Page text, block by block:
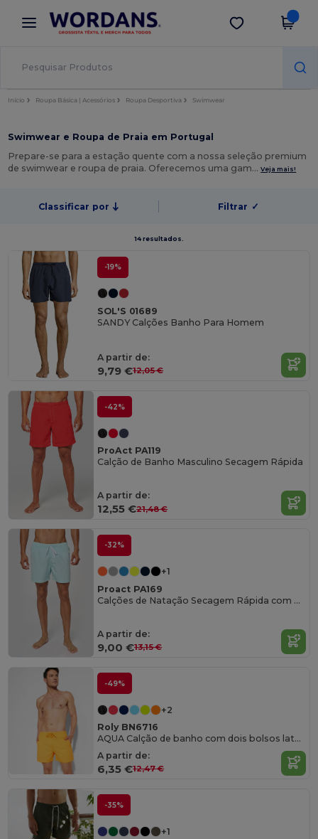
× App Wordans
Melhores preços na app!
Obter app
Início Roupa Básica | Acessórios Roupa Desportiva Swimwear
Swimwear e Roupa de Praia em Portugal
Prepare-se para a estação quente com a nossa seleção premium
de swimwear e roupa de praia. Oferecemos uma gam…Veja mais!
Classificar por Filtrar ✓
14 resultados.
-19%
SOL'S 01689
SANDY Calções Banho Para Homem
A partir de:
9,79 €12,05 €
-42%
ProAct PA119
Calção de Banho Masculino Secagem Rápida
A partir de:
12,55 €21,48 €
-32%
+1
Proact PA169
Calções de Natação Secagem Rápida com Cós Elástico
A partir de:
9,00 €13,15 €
-49%
+2
Roly BN6716
AQUA Calção de banho com dois bolsos laterais
A partir de:
6,35 €12,47 €
-35%
+1